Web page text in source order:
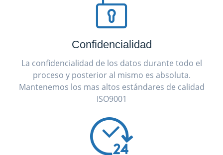
Confidencialidad
La confidencialidad de los datos durante todo el
proceso y posterior al mismo es absoluta.
Mantenemos los mas altos estándares de calidad
ISO9001